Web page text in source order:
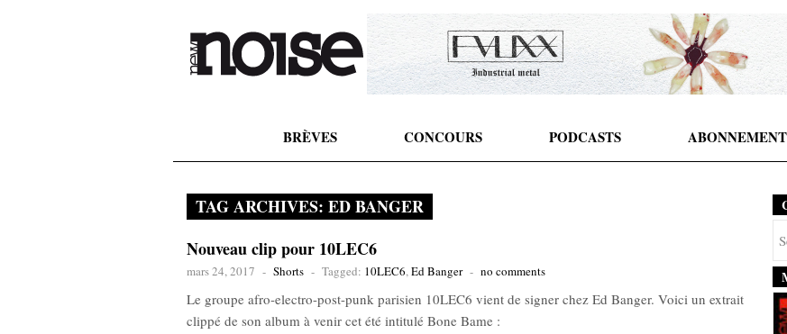
BRÈVES CONCOURS PODCASTS ABONNEMENT
TAG ARCHIVES: ED BANGER
Nouveau clip pour 10LEC6
mars 24, 2017 - Shorts - Tagged: 10LEC6,Ed Banger - no comments
Le groupe afro-electro-post-punk parisien 10LEC6 vient de signer chez Ed Banger. Voici un extrait
clippé de son album à venir cet été intitulé Bone Bame :